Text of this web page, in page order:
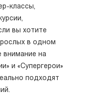
классы,
вы хотите
в одном
внимание на
и «Супергерои»
подходят